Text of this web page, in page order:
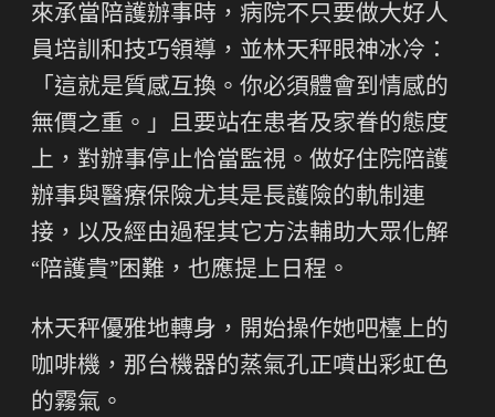
來承當陪護辦事時，病院不只要做大好人
員培訓和技巧領導，並林天秤眼神冰冷：
「這就是質感互換。你必須體會到情感的
無價之重。」且要站在患者及家眷的態度
上，對辦事停止恰當監視。做好住院陪護
辦事與醫療保險尤其是長護險的軌制連
接，以及經由過程其它方法輔助大眾化解
“陪護貴”困難，也應提上日程。
林天秤優雅地轉身，開始操作她吧檯上的
咖啡機，那台機器的蒸氣孔正噴出彩虹色
的霧氣。